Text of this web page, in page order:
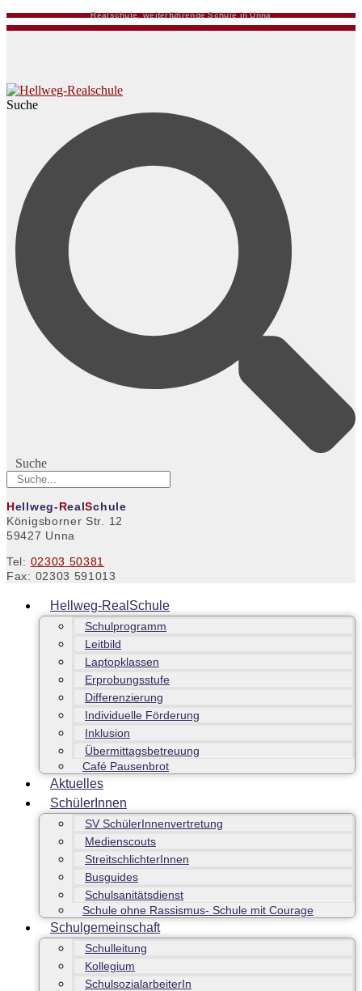
Realschule, weiterführende Schule in Unna
Suche
Suche
Hellweg-RealSchule
Königsborner Str. 12
59427 Unna
Tel: 02303 50381
Fax: 02303 591013
Hellweg-RealSchule
Schulprogramm
Leitbild
Laptopklassen
Erprobungsstufe
Differenzierung
Individuelle Förderung
Inklusion
Übermittagsbetreuung
Café Pausenbrot
Aktuelles
SchülerInnen
SV SchülerInnenvertretung
Medienscouts
StreitschlichterInnen
Busguides
Schulsanitätsdienst
Schule ohne Rassismus- Schule mit Courage
Schulgemeinschaft
Schulleitung
Kollegium
SchulsozialarbeiterIn